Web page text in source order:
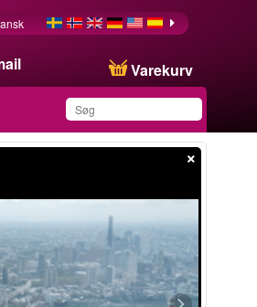
Varekurv
×